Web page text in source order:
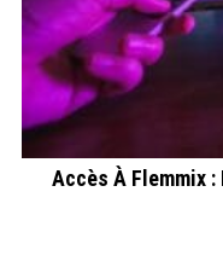
Accès À Flemmix